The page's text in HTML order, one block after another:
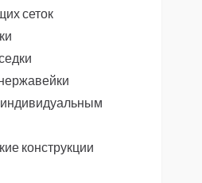
сеток
конструкции